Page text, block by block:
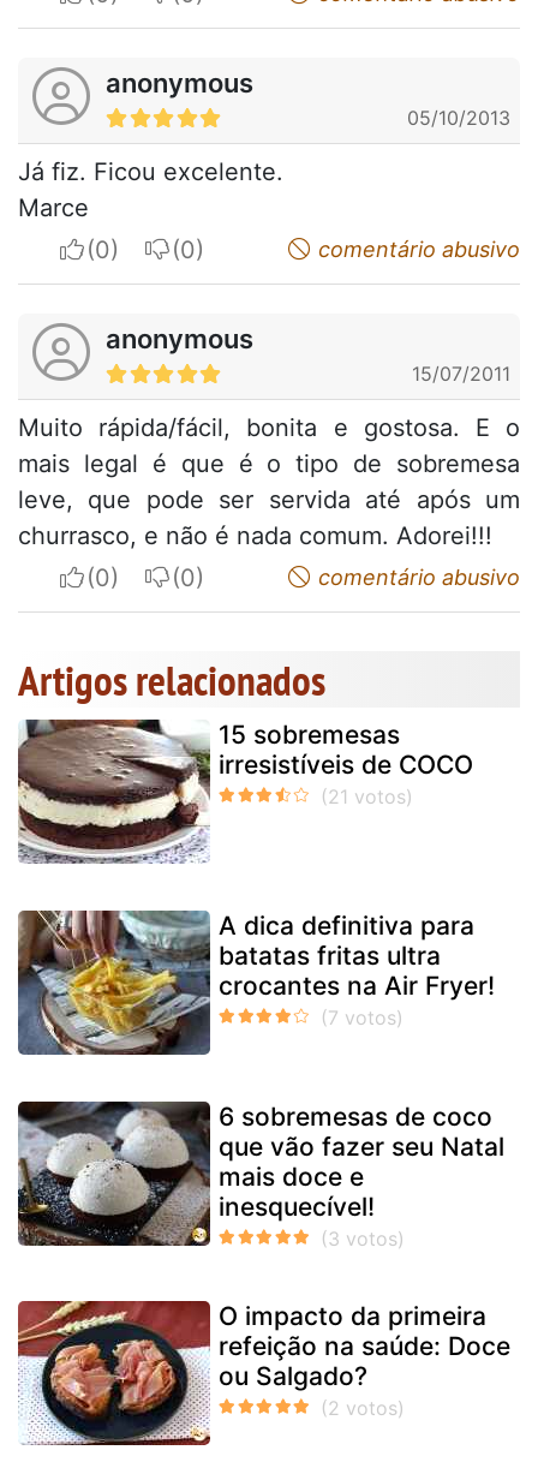
anonymous
05/10/2013
Já fiz. Ficou excelente.
Marce
I apreciateI do not appreciatecomentário abusivo
anonymous
15/07/2011
Muito rápida/fácil, bonita e gostosa. E o
mais legal é que é o tipo de sobremesa
leve, que pode ser servida até após um
churrasco, e não é nada comum. Adorei!!!
I apreciateI do not appreciatecomentário abusivo
Artigos relacionados
15 sobremesas
irresistíveis de COCO
A dica definitiva para
batatas fritas ultra
crocantes na Air Fryer!
6 sobremesas de coco
que vão fazer seu Natal
mais doce e
inesquecível!
O impacto da primeira
refeição na saúde: Doce
ou Salgado?